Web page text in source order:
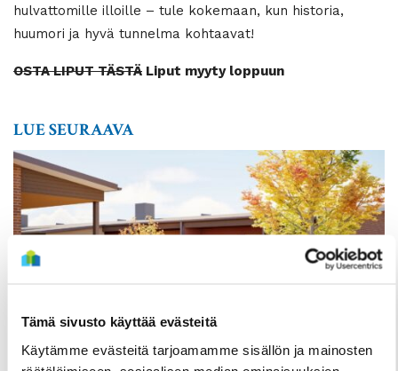
Tämä sivusto käyttää evästeitä
Käytämme evästeitä tarjoamamme sisällön ja mainosten
hulvattomille illoille – tule kokemaan, kun historia,
huumori ja hyvä tunnelma kohtaavat!
OSTA LIPUT TÄSTÄ Liput myyty loppuun
LUE SEURAAVA
TIEDOTTEET